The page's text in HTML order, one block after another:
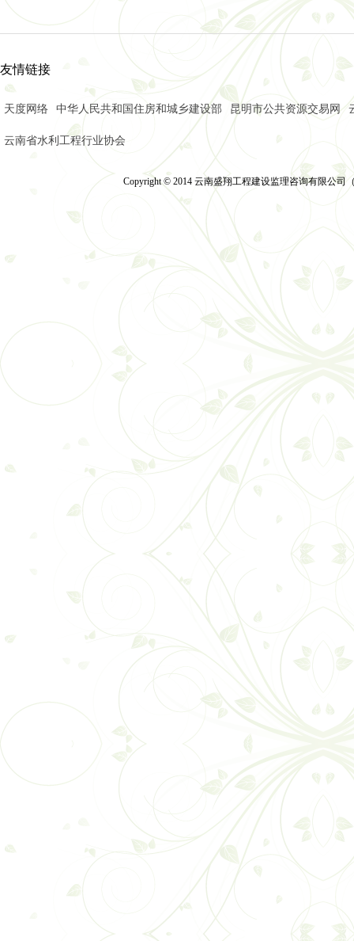
友情链接
天度网络 中华人民共和国住房和城乡建设部 昆明市公共资源交易网
云南省水利工程行业协会
Copyright © 2014 云南盛翔工程建设监理咨询有限公司